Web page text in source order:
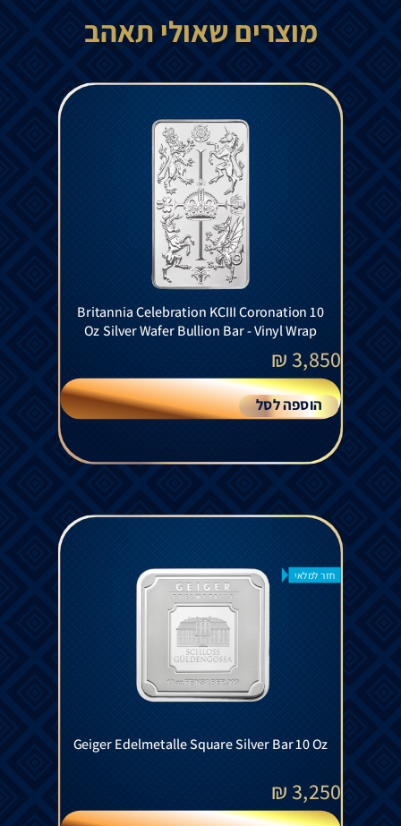
מוצרים שאולי תאהב
Britannia Celebration KCIII Coronation 10
Oz Silver Wafer Bullion Bar - Vinyl Wrap
3,850
₪
הוספה לסל
חזר למלאי
Geiger Edelmetalle Square Silver Bar 10 Oz
3,250
₪